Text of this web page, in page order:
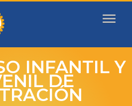
INFANTIL Y
DE